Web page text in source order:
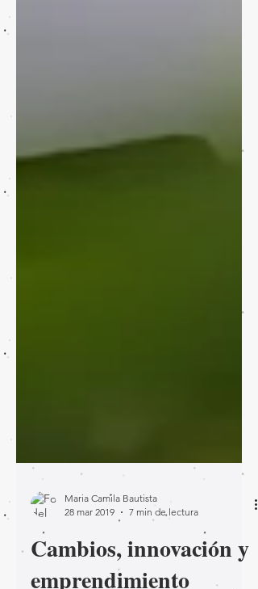
Maria Camila Bautista
28 mar 2019
7 min de lectura